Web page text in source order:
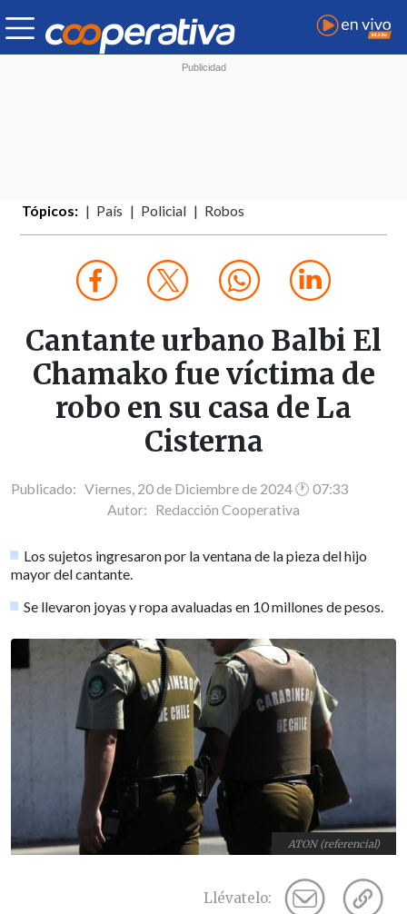
Tópicos: País Policial Robos
Cantante urbano Balbi El
Chamako fue víctima de
robo en su casa de La
Cisterna
Publicado: Viernes, 20 de Diciembre de 2024 🕐 07:33
Autor: Redacción Cooperativa
Los sujetos ingresaron por la ventana de la pieza del hijo
mayor del cantante.
Se llevaron joyas y ropa avaluadas en 10 millones de pesos.
ATON (referencial)
Llévatelo: